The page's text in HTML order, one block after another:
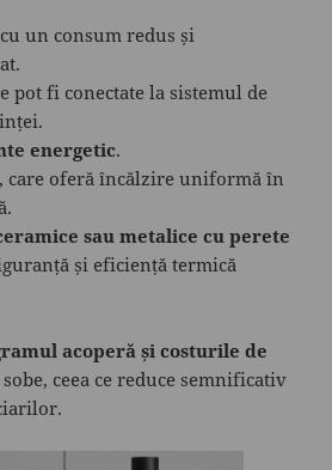
cu un consum redus și
pot fi conectate la sistemul de
energetic.
, care oferă încălzire uniformă în
sau metalice cu perete
și eficiență termică
acoperă și costurile de
ceea ce reduce semnificativ